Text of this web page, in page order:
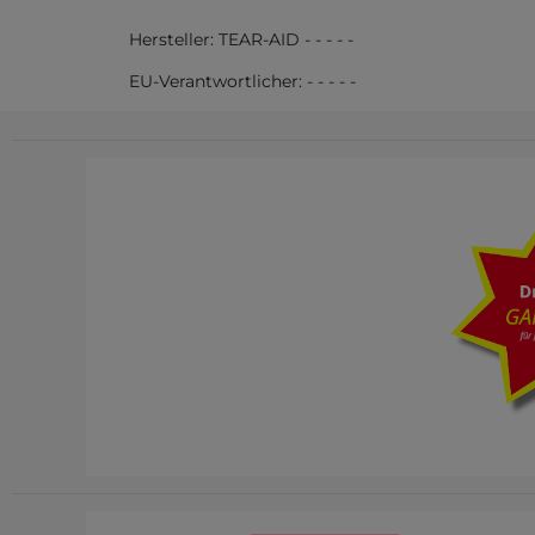
Hersteller: TEAR-AID - - - - -
EU-Verantwortlicher: - - - - -